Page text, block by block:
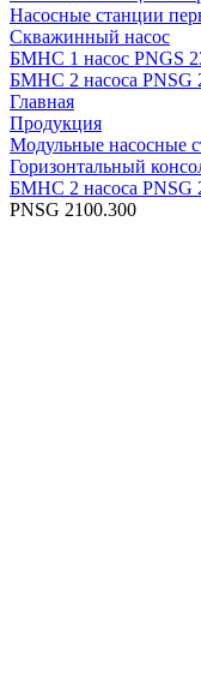
Насосные станции
Скважинный насос
БМНС 1 насос PNGS
БМНС 2 насоса PNSG
Главная
Продукция
Модульные насосные
Горизонтальный
БМНС 2 насоса PNSG
PNSG 2100.300